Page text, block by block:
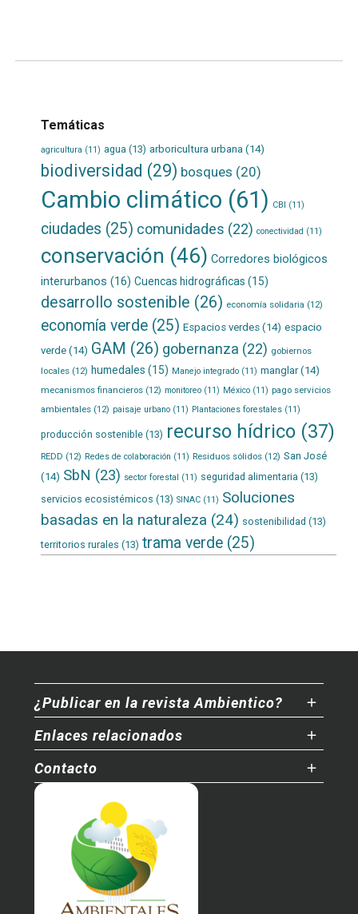
Temáticas
agricultura (11) agua (13) arboricultura urbana(14)
biodiversidad (29) bosques (20)
Cambio climático (61) CBI (11)
ciudades (25) comunidades (22) conectividad (11)
conservación (46) Corredores biológicos
interurbanos (16) Cuencas hidrográficas (15)
desarrollo sostenible (26) economía solidaria (12)
economía verde(25) Espacios verdes(14) espacio
verde(14) GAM (26) gobernanza (22) gobiernos
locales(12) humedales (15) Manejo integrado(11) manglar(14)
mecanismos financieros(12) monitoreo(11) México(11) pago servicios
ambientales(12) paisaje urbano(11) Plantaciones forestales(11)
producción sostenible(13) recurso hídrico(37)
REDD (12) Redes de colaboración (11) Residuos sólidos(12) San José
(14) SbN (23) sector forestal (11) seguridad alimentaria (13)
servicios ecosistémicos (13) SINAC(11) Soluciones
basadas en la naturaleza (24) sostenibilidad (13)
territorios rurales (13) trama verde(25)
¿Publicar en la revista Ambientico?
Enlaces relacionados
Contacto